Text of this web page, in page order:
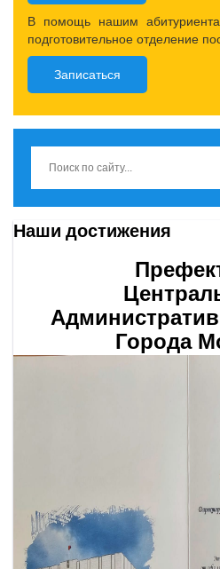
В помощь нашим
подготовительное отделение
Записаться
Наши достижения
Города